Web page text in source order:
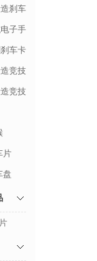
刹车
子手
车卡
竞技
竞技
片
盘